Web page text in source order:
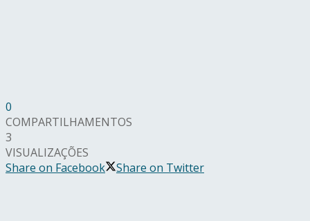
0
COMPARTILHAMENTOS
3
VISUALIZAÇÕES
Share on Facebook
Share on Twitter